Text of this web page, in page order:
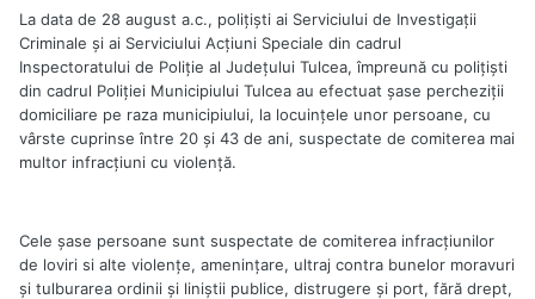
La data de 28 august a.c., poliţişti ai Serviciului de Investigaţii
Criminale şi ai Serviciului Acţiuni Speciale din cadrul
Inspectoratului de Poliţie al Judeţului Tulcea, împreună cu poliţişti
din cadrul Poliţiei Municipiului Tulcea au efectuat şase percheziţii
domiciliare pe raza municipiului, la locuinţele unor persoane, cu
vârste cuprinse între 20 şi 43 de ani, suspectate de comiterea mai
multor infracţiuni cu violenţă.
Cele şase persoane sunt suspectate de comiterea infracţiunilor
de loviri si alte violenţe, ameninţare, ultraj contra bunelor moravuri
şi tulburarea ordinii şi liniştii publice, distrugere şi port, fără drept,